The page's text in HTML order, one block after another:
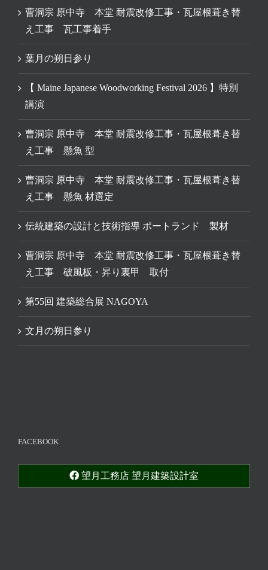
曹洞宗 原中寺 本堂 耐震改修工事・瓦屋根葺き替
え工事 瓦工事着手
葉月の朔日参り
【 Maine Japanese Woodworking Festival 2026 】特別
講演
曹洞宗 原中寺 本堂 耐震改修工事・瓦屋根葺き替
え工事 懸魚 型
曹洞宗 原中寺 本堂 耐震改修工事・瓦屋根葺き替
え工事 懸魚 材選定
伝統建築の設計と技術指導 ポートランド 製材
曹洞宗 原中寺 本堂 耐震改修工事・瓦屋根葺き替
え工事 破風板・昇り裏甲 取付
第55回 建築総合展 NAGOYA
文月の朔日参り
FACEBOOK
望月工務店 望月建築設計室